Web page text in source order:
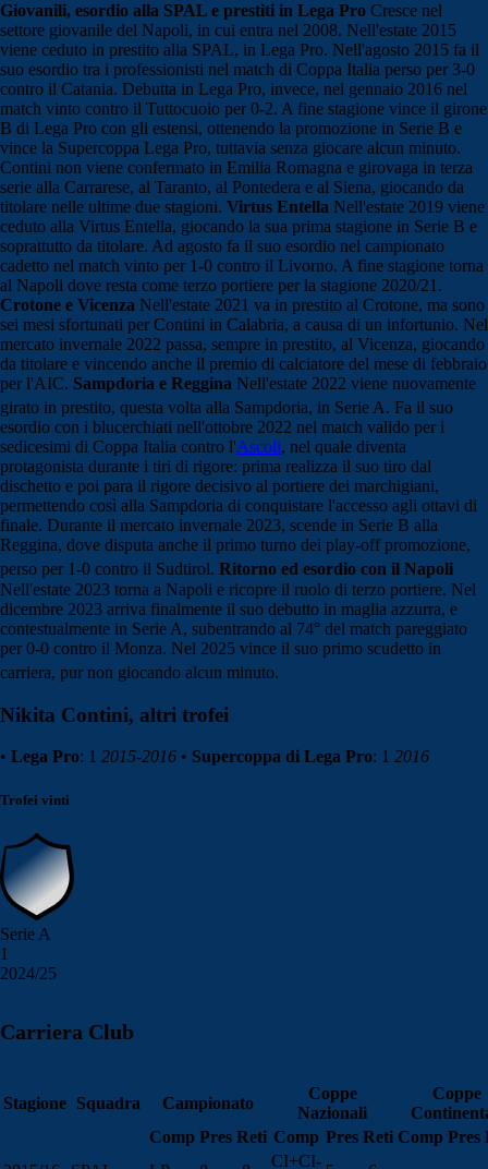
Giovanili, esordio alla SPAL e prestiti in Lega Pro Cresce nel
settore giovanile del Napoli, in cui entra nel 2008. Nell'estate 2015
viene ceduto in prestito alla SPAL, in Lega Pro. Nell'agosto 2015 fa il
suo esordio tra i professionisti nel match di Coppa Italia perso per 3-0
contro il Catania. Debutta in Lega Pro, invece, nel gennaio 2016 nel
match vinto contro il Tuttocuoio per 0-2. A fine stagione vince il girone
B di Lega Pro con gli estensi, ottenendo la promozione in Serie B e
vince la Supercoppa Lega Pro, tuttavia senza giocare alcun minuto.
Contini non viene confermato in Emilia Romagna e girovaga in terza
serie alla Carrarese, al Taranto, al Pontedera e al Siena, giocando da
titolare nelle ultime due stagioni. Virtus Entella Nell'estate 2019 viene
ceduto alla Virtus Entella, giocando la sua prima stagione in Serie B e
soprattutto da titolare. Ad agosto fa il suo esordio nel campionato
cadetto nel match vinto per 1-0 contro il Livorno. A fine stagione torna
al Napoli dove resta come terzo portiere per la stagione 2020/21.
Crotone e Vicenza Nell'estate 2021 va in prestito al Crotone, ma sono
sei mesi sfortunati per Contini in Calabria, a causa di un infortunio. Nel
mercato invernale 2022 passa, sempre in prestito, al Vicenza, giocando
da titolare e vincendo anche il premio di calciatore del mese di febbraio
per l'AIC. Sampdoria e Reggina Nell'estate 2022 viene nuovamente
girato in prestito, questa volta alla Sampdoria, in Serie A. Fa il suo
esordio con i blucerchiati nell'ottobre 2022 nel match valido per i
sedicesimi di Coppa Italia contro l'Ascoli, nel quale diventa
protagonista durante i tiri di rigore: prima realizza il suo tiro dal
dischetto e poi para il rigore decisivo al portiere dei marchigiani,
permettendo così alla Sampdoria di conquistare l'accesso agli ottavi di
finale. Durante il mercato invernale 2023, scende in Serie B alla
Reggina, dove disputa anche il primo turno dei play-off promozione,
perso per 1-0 contro il Sudtirol. Ritorno ed esordio con il Napoli
Nell'estate 2023 torna a Napoli e ricopre il ruolo di terzo portiere. Nel
dicembre 2023 arriva finalmente il suo debutto in maglia azzurra, e
contestualmente in Serie A, subentrando al 74° del match pareggiato
per 0-0 contro il Monza. Nel 2025 vince il suo primo scudetto in
carriera, pur non giocando alcun minuto.
Nikita Contini, altri trofei
• Lega Pro: 1 2015-2016 • Supercoppa di Lega Pro: 1 2016
Trofei vinti
Serie A
1
2024/25
Carriera Club
Stagione Squadra Campionato
Coppe
Nazionali
Coppe
Comp Pres Reti Comp Pres Reti Comp Pres
CI+CI-